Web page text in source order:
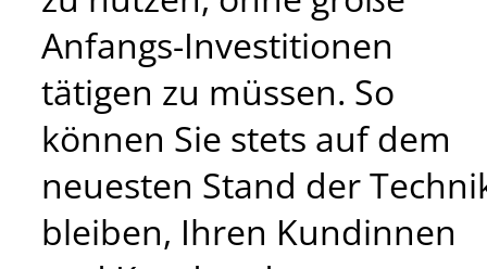
Anfangs-Investitionen
tätigen zu müssen. So
können Sie stets auf dem
neuesten Stand der
bleiben, Ihren Kundinnen